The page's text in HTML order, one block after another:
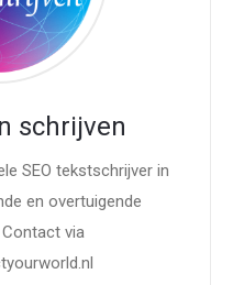
schrijven
SEO tekstschrijver in
en overtuigende
via